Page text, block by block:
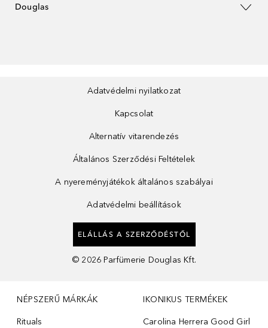
Douglas
Adatvédelmi nyilatkozat
Kapcsolat
Alternatív vitarendezés
Általános Szerződési Feltételek
A nyereményjátékok általános szabályai
Adatvédelmi beállítások
ELÁLLÁS A SZERZŐDÉSTŐL
© 2026 Parfümerie Douglas Kft.
NÉPSZERŰ MÁRKÁK
Rituals
IKONIKUS TERMÉKEK
Carolina Herrera Good Girl